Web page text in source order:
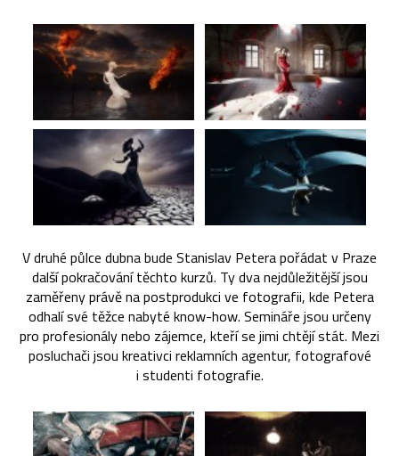
V druhé půlce dubna bude Stanislav Petera pořádat v Praze
další pokračování těchto kurzů. Ty dva nejdůležitější jsou
zaměřeny právě na postprodukci ve fotografii, kde Petera
odhalí své těžce nabyté know-how. Semináře jsou určeny
pro profesionály nebo zájemce, kteří se jimi chtějí stát. Mezi
posluchači jsou kreativci reklamních agentur, fotografové
i studenti fotografie.